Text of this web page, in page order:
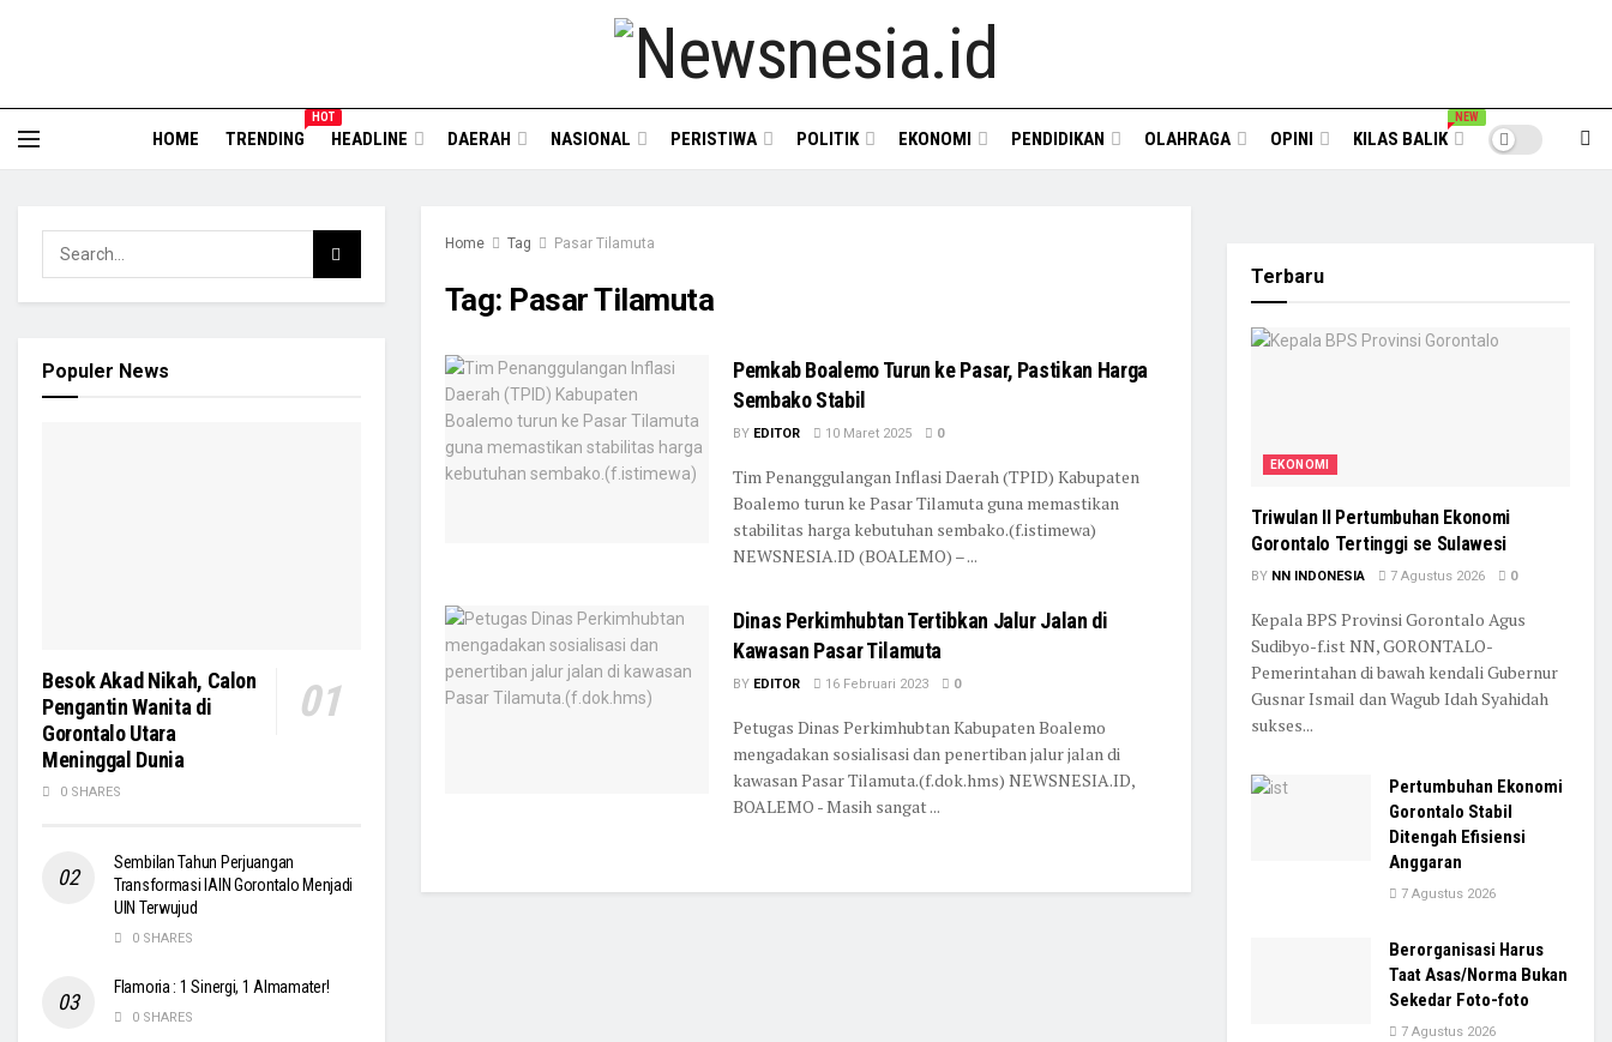
HOME TRENDING
HOT
HEADLINE DAERAH NASIONAL PERISTIWA POLITIK EKONOMI PENDIDIKAN OLAHRAGA OPINI KILAS BALIK
NEW
Home Tag Pasar Tilamuta
Tag: Pasar Tilamuta
Pemkab Boalemo Turun ke Pasar, Pastikan Harga
Sembako Stabil
BY EDITOR 10 Maret 2025 0
Tim Penanggulangan Inflasi Daerah (TPID) Kabupaten
Boalemo turun ke Pasar Tilamuta guna memastikan
stabilitas harga kebutuhan sembako.(f.istimewa)
NEWSNESIA.ID (BOALEMO) – ...
Dinas Perkimhubtan Tertibkan Jalur Jalan di
Kawasan Pasar Tilamuta
BY EDITOR 16 Februari 2023 0
Petugas Dinas Perkimhubtan Kabupaten Boalemo
mengadakan sosialisasi dan penertiban jalur jalan di
kawasan Pasar Tilamuta.(f.dok.hms) NEWSNESIA.ID,
BOALEMO - Masih sangat ...
Populer News
Besok Akad Nikah, Calon
Pengantin Wanita di
Gorontalo Utara
Meninggal Dunia
0 SHARES
Sembilan Tahun Perjuangan
Transformasi IAIN Gorontalo Menjadi
UIN Terwujud
0 SHARES
Flamoria : 1 Sinergi, 1 Almamater!
0 SHARES
Terbaru
EKONOMI
Triwulan II Pertumbuhan Ekonomi
Gorontalo Tertinggi se Sulawesi
BY NN INDONESIA 7 Agustus 2026 0
Kepala BPS Provinsi Gorontalo Agus
Sudibyo-f.ist NN, GORONTALO-
Pemerintahan di bawah kendali Gubernur
Gusnar Ismail dan Wagub Idah Syahidah
sukses...
Pertumbuhan Ekonomi
Gorontalo Stabil
Ditengah Efisiensi
Anggaran
7 Agustus 2026
Berorganisasi Harus
Taat Asas/Norma Bukan
Sekedar Foto-foto
7 Agustus 2026